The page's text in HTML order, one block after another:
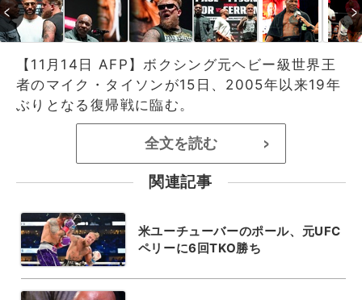
【11月14日 AFP】ボクシング元ヘビー級世界王
者のマイク・タイソンが15日、2005年以来19年
ぶりとなる復帰戦に臨む。
全文を読む >
関連記事
米ユーチューバーのポール、元UFC
ペリーに6回TKO勝ち